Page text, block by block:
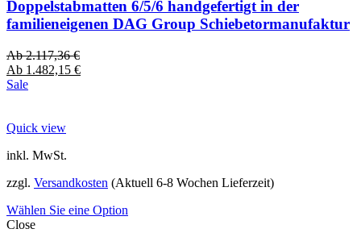
Doppelstabmatten 6/5/6 handgefertigt in der
familieneigenen DAG Group Schiebetormanufaktur
Ab2.117,36€
Ab 1.482,15 €
Sale
Quick view
inkl. MwSt.
zzgl. Versandkosten (Aktuell 6-8 Wochen Lieferzeit)
Wählen Sie eine Option
Close